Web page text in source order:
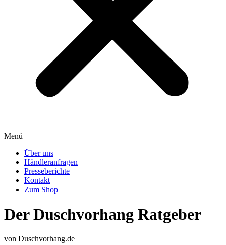
Menü
Über uns
Händleranfragen
Presseberichte
Kontakt
Zum Shop
Der Duschvorhang Ratgeber
von Duschvorhang.de